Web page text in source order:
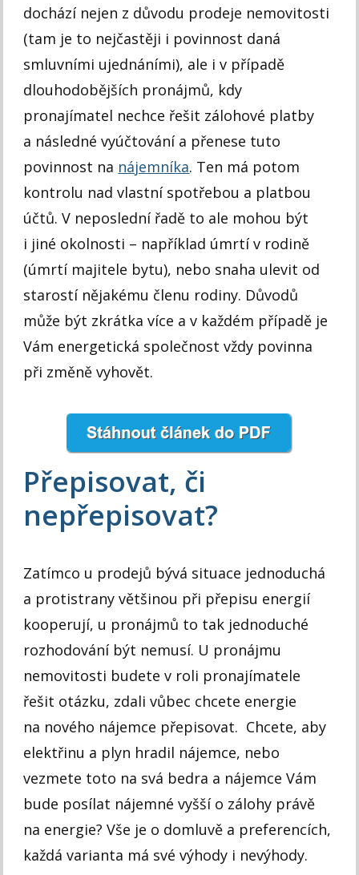
dochází nejen z důvodu prodeje nemovitosti
(tam je to nejčastěji i povinnost daná
smluvními ujednáními), ale i v případě
dlouhodobějších pronájmů, kdy
pronajímatel nechce řešit zálohové platby
a následné vyúčtování a přenese tuto
povinnost na nájemníka. Ten má potom
kontrolu nad vlastní spotřebou a platbou
účtů. V neposlední řadě to ale mohou být
i jiné okolnosti – například úmrtí v rodině
(úmrtí majitele bytu), nebo snaha ulevit od
starostí nějakému členu rodiny. Důvodů
může být zkrátka více a v každém případě je
Vám energetická společnost vždy povinna
při změně vyhovět.
Přepisovat, či
nepřepisovat?
Zatímco u prodejů bývá situace jednoduchá
a protistrany většinou při přepisu energií
kooperují, u pronájmů to tak jednoduché
rozhodování být nemusí. U pronájmu
nemovitosti budete v roli pronajímatele
řešit otázku, zdali vůbec chcete energie
na nového nájemce přepisovat. Chcete, aby
elektřinu a plyn hradil nájemce, nebo
vezmete toto na svá bedra a nájemce Vám
bude posílat nájemné vyšší o zálohy právě
na energie? Vše je o domluvě a preferencích,
každá varianta má své výhody i nevýhody.